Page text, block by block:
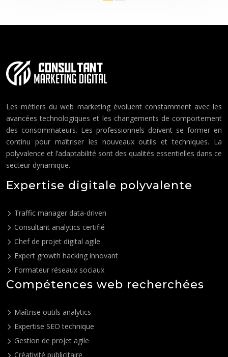
Les métiers du web marketing évoluent constamment avec les
avancées technologiques et les changements de comportement
des consommateurs. Les professionnels doivent se former en
continu pour maîtriser les nouveaux outils et techniques. La
polyvalence et l’adaptabilité sont des qualités essentielles dans ce
secteur dynamique.
Expertise digitale polyvalente
Traffic manager data-driven
Consultant analytics certifié
Chef de projet digital agile
Expert growth hacking innovant
Formateur réseaux sociaux
Compétences web recherchées
Maîtrise outils analytics
Expertise SEO technique
Gestion de projet agile
Créativité publicitaire